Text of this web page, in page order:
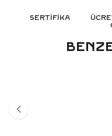
SERTİFİKA